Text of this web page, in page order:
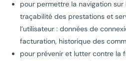
pour permettre la navigation
traçabilité des prestations et
l’utilisateur : données de
facturation, historique des
pour prévenir et lutter contre la